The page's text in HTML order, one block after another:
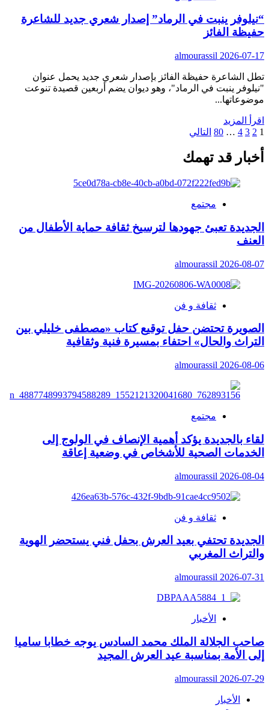
موسيقي
مغربي
الراي
في
رؤية
فنية
“نيلوفر ينبت في الرماد” إصدار شعري جديد للشاعرة
حفيظة الفائز
almourassil 2026-07-17
تطل الشاعرة حفيظة الفائز بإصدار شعري جديد يحمل عنوان
"نيلوفر ينبت في الرماد"، وهو ديوان يضم أربعين قصيدة تنوعت
موضوعاتها...
اقرأ المزيد
المزيد
“نيلوفر
ينبت
الرماد”
إصدار
شعري
جديد
للشاعرة
تعدد
صفحات
المقالات
1
2
3
4
…
80 التالي
أخبار قد تهمك
مجتمع
الجديدة تعبئ جهودها لترسيخ ثقافة حماية الأطفال من
العنف
almourassil 2026-08-07
ثقافة و فن
الصويرة تحتضن حفل توقيع كتاب «مصطفى خليلي بين
التراث والحال» احتفاء بمسيرة فنية وثقافية
almourassil 2026-08-06
مجتمع
لقاء بالجديدة يؤكد أهمية الإنصاف في الولوج إلى
الخدمات الصحية للأشخاص في وضعية إعاقة
almourassil 2026-08-04
ثقافة و فن
الجديدة تحتفي بعيد العرش بحفل فني يستحضر الهوية
والتراث المغربي
almourassil 2026-07-31
الأخبار
صاحب الجلالة الملك محمد السادس يوجه خطابا ساميا
إلى الأمة بمناسبة عيد العرش المجيد
almourassil 2026-07-29
الأخبار